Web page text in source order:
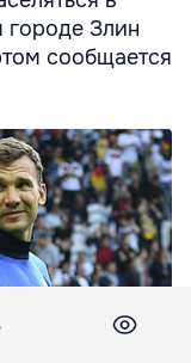
городе Злин
сообщается